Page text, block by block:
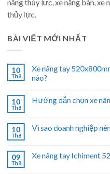
nâng thủy lực, xe nâng bàn, xe
thủy lực.
BÀI VIẾT MỚI NHẤT
10
Th8
Xe nâng tay
nào?
10
Th8
Hướng dẫn chọn xe
10
Th8
Vì sao doanh nghiệp
09
Th8
Xe nâng tay Ichiment